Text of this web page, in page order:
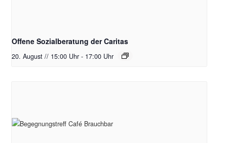
Offene Sozialberatung der Caritas
20. August // 15:00 Uhr - 17:00 Uhr